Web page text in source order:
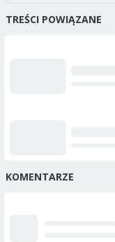
TREŚCI POWIĄZANE
KOMENTARZE